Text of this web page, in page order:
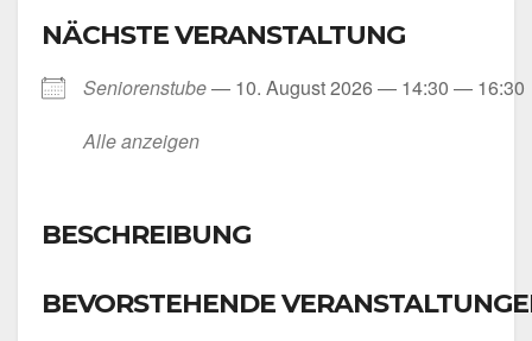
NÄCHSTE VERANSTALTUNG
Senio­ren­stu­be— 10. August 2026 — 14:30 — 16:30
Alle anzei­gen
BESCHREIBUNG
BEVORSTEHENDE